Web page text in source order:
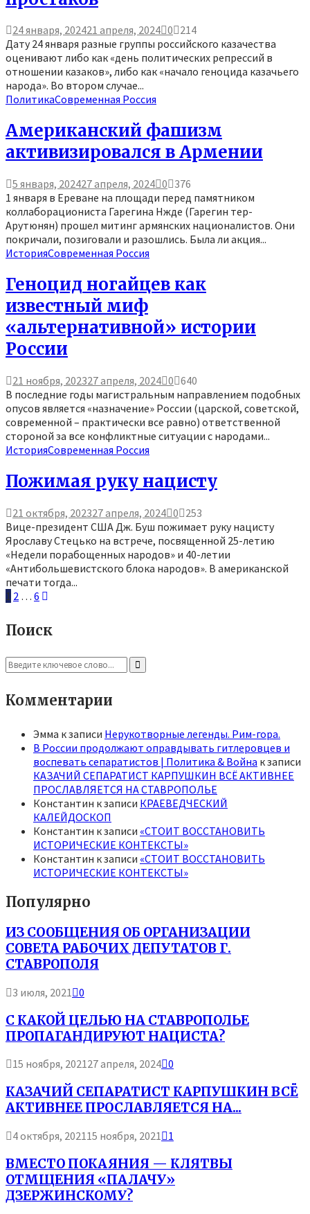
24 января, 202421 апреля, 2024 0 214
Дату 24 января разные группы российского казачества
оценивают либо как «день политических репрессий в
отношении казаков», либо как «начало геноцида казачьего
народа». Во втором случае...
ПолитикаСовременная Россия
Американский фашизм
активизировался в Армении
5 января, 202427 апреля, 2024 0 376
1 января в Ереване на площади перед памятником
коллаборациониста Гарегина Нжде (Гарегин тер-
Арутюнян) прошел митинг армянских националистов. Они
покричали, позиговали и разошлись. Была ли акция...
ИсторияСовременная Россия
Геноцид ногайцев как
известный миф
«альтернативной» истории
России
21 ноября, 202327 апреля, 2024 0 640
В последние годы магистральным направлением подобных
опусов является «назначение» России (царской, советской,
современной – практически все равно) ответственной
стороной за все конфликтные ситуации с народами...
ИсторияСовременная Россия
Пожимая руку нацисту
21 октября, 202327 апреля, 2024 0 253
Вице-президент США Дж. Буш пожимает руку нацисту
Ярославу Стецько на встрече, посвященной 25-летию
«Недели порабощенных народов» и 40-летии
«Антибольшевистского блока народов». В американской
печати тогда...
Пагинация
записей
1 2 … 6
Поиск
Search
for:
Search
Комментарии
Эмма к записи Нерукотворные легенды. Рим-гора.
В России продолжают оправдывать гитлеровцев и
воспевать сепаратистов | Политика & Война к записи
КАЗАЧИЙ СЕПАРАТИСТ КАРПУШКИН ВСЁ АКТИВНЕЕ
ПРОСЛАВЛЯЕТСЯ НА СТАВРОПОЛЬЕ
Константин к записи КРАЕВЕДЧЕСКИЙ
КАЛЕЙДОСКОП
Константин к записи «СТОИТ ВОССТАНОВИТЬ
ИСТОРИЧЕСКИЕ КОНТЕКСТЫ»
Константин к записи «СТОИТ ВОССТАНОВИТЬ
ИСТОРИЧЕСКИЕ КОНТЕКСТЫ»
Популярно
ИЗ СООБЩЕНИЯ ОБ ОРГАНИЗАЦИИ
СОВЕТА РАБОЧИХ ДЕПУТАТОВ Г.
СТАВРОПОЛЯ
3 июля, 2021 0
С КАКОЙ ЦЕЛЬЮ НА СТАВРОПОЛЬЕ
ПРОПАГАНДИРУЮТ НАЦИСТА?
15 ноября, 202127 апреля, 2024 0
КАЗАЧИЙ СЕПАРАТИСТ КАРПУШКИН ВСЁ
АКТИВНЕЕ ПРОСЛАВЛЯЕТСЯ НА...
4 октября, 2021 15 ноября, 2021 1
ВМЕСТО ПОКАЯНИЯ — КЛЯТВЫ
ОТМЩЕНИЯ «ПАЛАЧУ»
ДЗЕРЖИНСКОМУ?